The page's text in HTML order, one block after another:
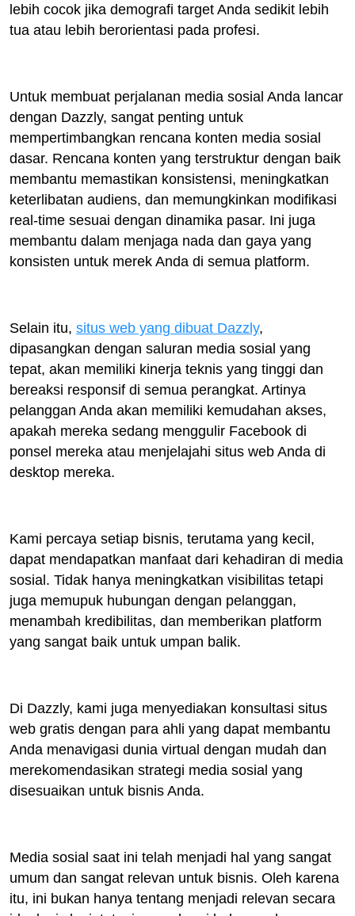
lebih cocok jika demografi target Anda sedikit lebih
tua atau lebih berorientasi pada profesi.
Untuk membuat perjalanan media sosial Anda lancar
dengan Dazzly, sangat penting untuk
mempertimbangkan rencana konten media sosial
dasar. Rencana konten yang terstruktur dengan baik
membantu memastikan konsistensi, meningkatkan
keterlibatan audiens, dan memungkinkan modifikasi
real-time sesuai dengan dinamika pasar. Ini juga
membantu dalam menjaga nada dan gaya yang
konsisten untuk merek Anda di semua platform.
Selain itu, situs web yang dibuat Dazzly,
dipasangkan dengan saluran media sosial yang
tepat, akan memiliki kinerja teknis yang tinggi dan
bereaksi responsif di semua perangkat. Artinya
pelanggan Anda akan memiliki kemudahan akses,
apakah mereka sedang menggulir Facebook di
ponsel mereka atau menjelajahi situs web Anda di
desktop mereka.
Kami percaya setiap bisnis, terutama yang kecil,
dapat mendapatkan manfaat dari kehadiran di media
sosial. Tidak hanya meningkatkan visibilitas tetapi
juga memupuk hubungan dengan pelanggan,
menambah kredibilitas, dan memberikan platform
yang sangat baik untuk umpan balik.
Di Dazzly, kami juga menyediakan konsultasi situs
web gratis dengan para ahli yang dapat membantu
Anda menavigasi dunia virtual dengan mudah dan
merekomendasikan strategi media sosial yang
disesuaikan untuk bisnis Anda.
Media sosial saat ini telah menjadi hal yang sangat
umum dan sangat relevan untuk bisnis. Oleh karena
itu, ini bukan hanya tentang menjadi relevan secara